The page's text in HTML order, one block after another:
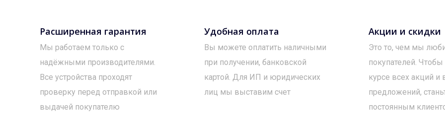
Расширенная гарантия
Мы работаем только с
надёжными производителями.
Все устройства проходят
проверку перед отправкой или
выдачей покупателю
Удобная оплата
Вы можете оплатить наличными
при получении, банковской
картой. Для ИП и юридических
лиц мы выставим счет
Акции и скидки
Это то, чем мы
покупателей.
курсе всех акций и
предложений,
постоянным